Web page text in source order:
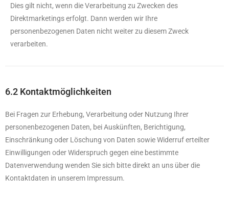
Dies gilt nicht, wenn die Verarbeitung zu Zwecken des
Direktmarketings erfolgt. Dann werden wir Ihre
personenbezogenen Daten nicht weiter zu diesem Zweck
verarbeiten.
6.2 Kontaktmöglichkeiten
Bei Fragen zur Erhebung, Verarbeitung oder Nutzung Ihrer
personenbezogenen Daten, bei Auskünften, Berichtigung,
Einschränkung oder Löschung von Daten sowie Widerruf erteilter
Einwilligungen oder Widerspruch gegen eine bestimmte
Datenverwendung wenden Sie sich bitte direkt an uns über die
Kontaktdaten in unserem Impressum.